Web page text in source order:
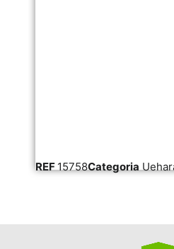
REF 15758Categoria